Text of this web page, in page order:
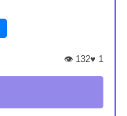
👁️ 132♥ 1